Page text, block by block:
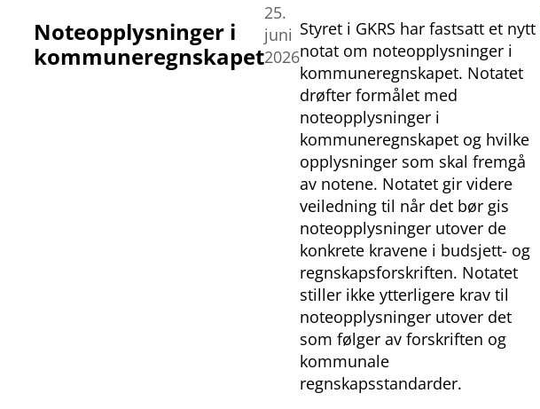
Noteopplysninger i
kommuneregnskapet
25.
juni
2026
Styret i GKRS har fastsatt et nytt
notat om noteopplysninger i
kommuneregnskapet. Notatet
drøfter formålet med
noteopplysninger i
kommuneregnskapet og hvilke
opplysninger som skal fremgå
av notene. Notatet gir videre
veiledning til når det bør gis
noteopplysninger utover de
konkrete kravene i budsjett- og
regnskapsforskriften. Notatet
stiller ikke ytterligere krav til
noteopplysninger utover det
som følger av forskriften og
kommunale
regnskapsstandarder.